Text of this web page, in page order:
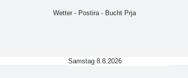
Samstag 8.8.2026